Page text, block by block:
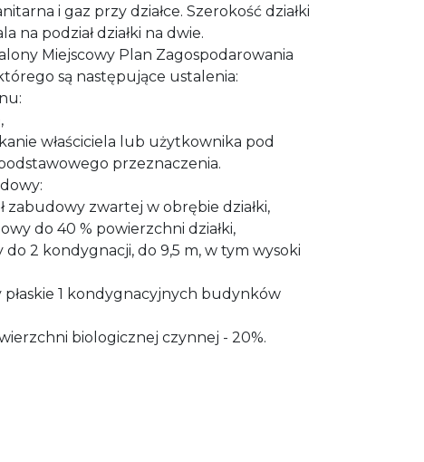
i gaz przy działce. Szerokość działki
na podział działki na dwie.
Miejscowy Plan Zagospodarowania
są następujące ustalenia:
właściciela lub użytkownika pod
przeznaczenia.
zabudowy zwartej w obrębie działki,
do 40 % powierzchni działki,
2 kondygnacji, do 9,5 m, w tym wysoki
płaskie 1 kondygnacyjnych budynków
biologicznej czynnej - 20%.